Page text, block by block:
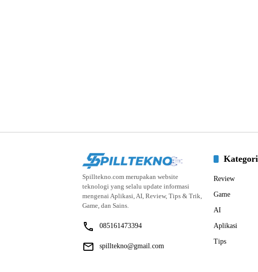
Spilltekno.com merupakan website
teknologi yang selalu update informasi
mengenai Aplikasi, AI, Review, Tips & Trik,
Game, dan Sains.
085161473394
spilltekno@gmail.com
Kategori
Review
Game
AI
Aplikasi
Tips